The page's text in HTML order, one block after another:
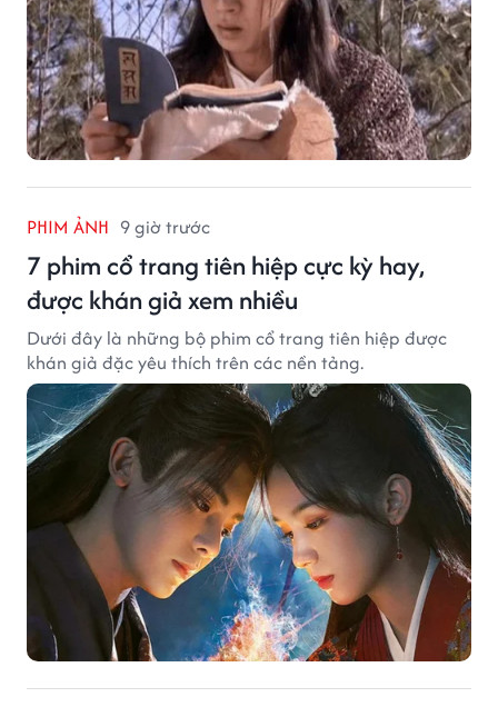
PHIM ẢNH 9 giờ trước
7 phim cổ trang tiên hiệp cực kỳ hay,
được khán giả xem nhiều
Dưới đây là những bộ phim cổ trang tiên hiệp được
khán giả đặc yêu thích trên các nền tảng.